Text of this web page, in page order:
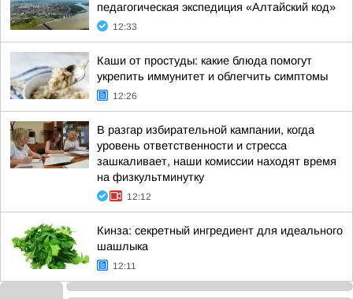
педагогическая экспедиция «Алтайский код»
12:33
Каши от простуды: какие блюда помогут
укрепить иммунитет и облегчить симптомы
12:26
В разгар избирательной кампании, когда
уровень ответственности и стресса
зашкаливает, наши комиссии находят время
на физкультминутку
12:12
Кинза: секретный ингредиент для идеального
шашлыка
12:11